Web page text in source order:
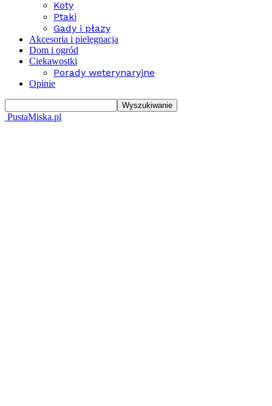
Koty
Ptaki
Gady i płazy
Akcesoria i pielęgnacja
Dom i ogród
Ciekawostki
Porady weterynaryjne
Opinie
PustaMiska.pl